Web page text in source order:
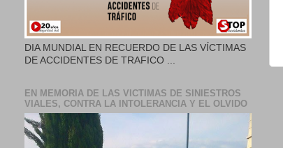
DIA MUNDIAL EN RECUERDO DE LAS VÍCTIMAS
DE ACCIDENTES DE TRAFICO ...
EN MEMORIA DE LAS VICTIMAS DE SINIESTROS
VIALES, CONTRA LA INTOLERANCIA Y EL OLVIDO